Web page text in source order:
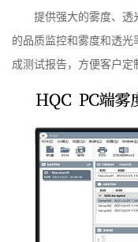
提供强大的雾度、透
的品质监控和雾度和透
成测试报告，方便客户定